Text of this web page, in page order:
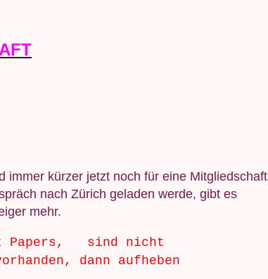
immer kürzer jetzt noch für eine Mitgliedschaft
nach Zürich geladen werde, gibt es
mehr.
Papers,
sind nicht
dann aufheben